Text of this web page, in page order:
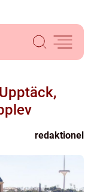
redaktionel